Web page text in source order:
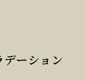
ーション